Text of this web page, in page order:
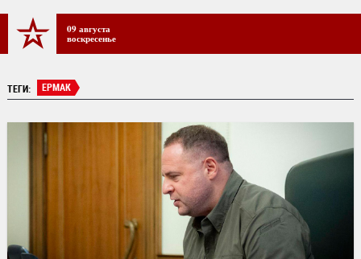
09 августа
воскресенье
ТЕГИ: ЕРМАК